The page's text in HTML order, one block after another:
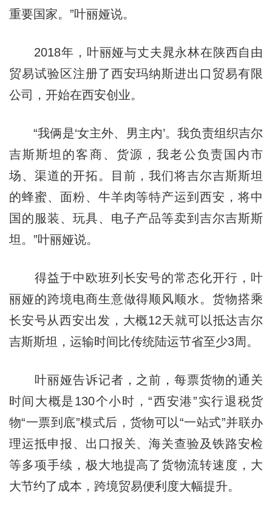
重要国家。”叶丽娅说。
2018年，叶丽娅与丈夫晁永林在陕西自由
贸易试验区注册了西安玛纳斯进出口贸易有限
公司，开始在西安创业。
“我俩是‘女主外、男主内’。我负责组织吉尔
吉斯斯坦的客商、货源，我老公负责国内市
场、渠道的开拓。目前，我们将吉尔吉斯斯坦
的蜂蜜、面粉、牛羊肉等特产运到西安，将中
国的服装、玩具、电子产品等卖到吉尔吉斯斯
坦。”叶丽娅说。
得益于中欧班列长安号的常态化开行，叶
丽娅的跨境电商生意做得顺风顺水。货物搭乘
长安号从西安出发，大概12天就可以抵达吉尔
吉斯斯坦，运输时间比传统陆运节省至少3周。
叶丽娅告诉记者，之前，每票货物的通关
时间大概是130个小时，“西安港”实行退税货
物“一票到底”模式后，货物可以“一站式”并联办
理运抵申报、出口报关、海关查验及铁路安检
等多项手续，极大地提高了货物流转速度，大
大节约了成本，跨境贸易便利度大幅提升。